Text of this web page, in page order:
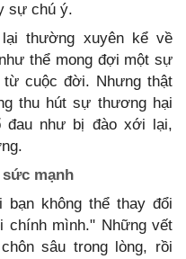
sự chú ý.
thường xuyên kể về
thể mong đợi một sự
cuộc đời. Nhưng thật
thu hút sự thương hại
như bị đào xới lại,
mạnh
không thể thay đổi
chính mình." Những vết
sâu trong lòng, rồi